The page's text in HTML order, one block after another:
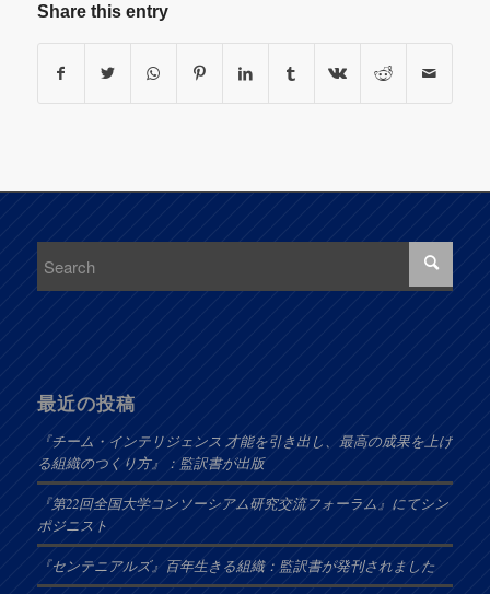
Share this entry
最近の投稿
『チーム・インテリジェンス 才能を引き出し、最高の成果を上げ
る組織のつくり方』：監訳書が出版
『第22回全国大学コンソーシアム研究交流フォーラム』にてシン
ポジニスト
『センテニアルズ』百年生きる組織：監訳書が発刊されました